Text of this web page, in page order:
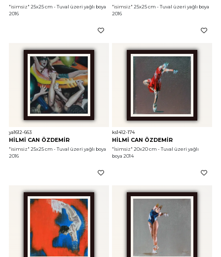
"isimsiz" 25x25 cm - Tuval üzeri yağlı boya
2016
"isimsiz" 25x25 cm - Tuval üzeri yağlı boya
2016
ya1612-663
HİLMİ CAN ÖZDEMİR
"isimsiz" 25x25 cm - Tuval üzeri yağlı boya
2016
ks1412-174
HİLMİ CAN ÖZDEMİR
"İsimsiz" 20x20 cm - Tuval üzeri yağlı
boya 2014